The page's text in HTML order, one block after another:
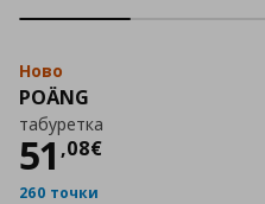
Ново
POÄNG
табуретка
51 ,08€
Цена
260 точки